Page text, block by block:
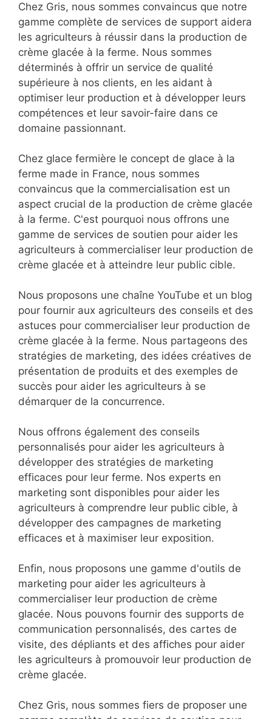
Chez Gris, nous sommes convaincus que notre
gamme complète de services de support aidera
les agriculteurs à réussir dans la production de
crème glacée à la ferme. Nous sommes
déterminés à offrir un service de qualité
supérieure à nos clients, en les aidant à
optimiser leur production et à développer leurs
compétences et leur savoir-faire dans ce
domaine passionnant.
Chez glace fermière le concept de glace à la
ferme made in France, nous sommes
convaincus que la commercialisation est un
aspect crucial de la production de crème glacée
à la ferme. C'est pourquoi nous offrons une
gamme de services de soutien pour aider les
agriculteurs à commercialiser leur production de
crème glacée et à atteindre leur public cible.
Nous proposons une chaîne YouTube et un blog
pour fournir aux agriculteurs des conseils et des
astuces pour commercialiser leur production de
crème glacée à la ferme. Nous partageons des
stratégies de marketing, des idées créatives de
présentation de produits et des exemples de
succès pour aider les agriculteurs à se
démarquer de la concurrence.
Nous offrons également des conseils
personnalisés pour aider les agriculteurs à
développer des stratégies de marketing
efficaces pour leur ferme. Nos experts en
marketing sont disponibles pour aider les
agriculteurs à comprendre leur public cible, à
développer des campagnes de marketing
efficaces et à maximiser leur exposition.
Enfin, nous proposons une gamme d'outils de
marketing pour aider les agriculteurs à
commercialiser leur production de crème
glacée. Nous pouvons fournir des supports de
communication personnalisés, des cartes de
visite, des dépliants et des affiches pour aider
les agriculteurs à promouvoir leur production de
crème glacée.
Chez Gris, nous sommes fiers de proposer une